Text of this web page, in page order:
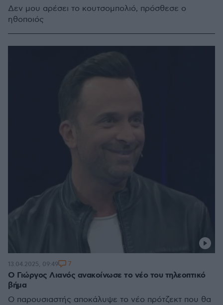
Δεν μου αρέσει το κουτσομπολιό, πρόσθεσε ο
ηθοποιός
Ο Γιώργος Λιανός ανακοίνωσε το νέο του τηλεοπτικό
βήμα
Ο παρουσιαστής αποκάλυψε το νέο πρότζεκτ που θα
13.04.2025, 09:49 7